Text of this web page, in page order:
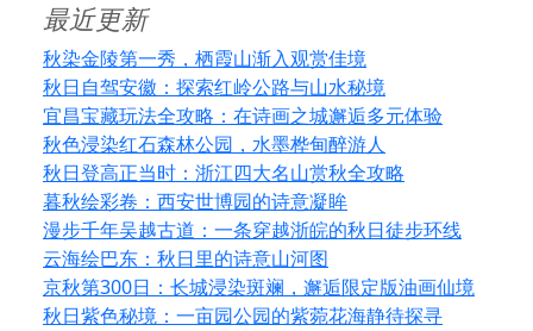
最近更新
秋染金陵第一秀，栖霞山渐入观赏佳境
秋日自驾安徽：探索红岭公路与山水秘境
宜昌宝藏玩法全攻略：在诗画之城邂逅多元体验
秋色浸染红石森林公园，水墨桦甸醉游人
秋日登高正当时：浙江四大名山赏秋全攻略
暮秋绘彩卷：西安世博园的诗意凝眸
漫步千年吴越古道：一条穿越浙皖的秋日徒步环线
云海绘巴东：秋日里的诗意山河图
京秋第300日：长城浸染斑斓，邂逅限定版油画仙境
秋日紫色秘境：一亩园公园的紫菀花海静待探寻